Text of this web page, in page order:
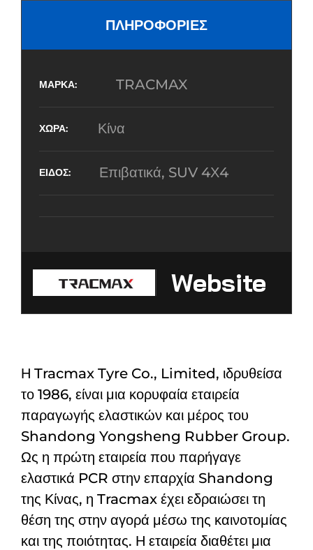
ΠΛΗΡΟΦΟΡΙΕΣ
TRACMAX
Κίνα
Επιβατικά, SUV 4Χ4
Website
Η Tracmax Tyre Co., Limited, ιδρυθείσα
το 1986, είναι μια κορυφαία εταιρεία
παραγωγής ελαστικών και μέρος του
Shandong Yongsheng Rubber Group.
Ως η πρώτη εταιρεία που παρήγαγε
ελαστικά PCR στην επαρχία Shandong
της Κίνας, η Tracmax έχει εδραιώσει τη
θέση της στην αγορά μέσω της καινοτομίας
και της ποιότητας. Η εταιρεία διαθέτει μια